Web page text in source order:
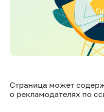
Страница может
о рекламодателях по